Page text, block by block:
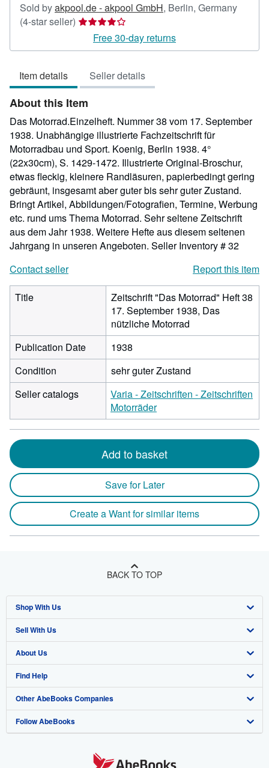
Sold byakpool.de - akpool GmbH, Berlin, Germany
(4-star seller) Seller
rating
4
5
stars
Free 30-day returns
Item details Seller details
About this Item
Das Motorrad.Einzelheft. Nummer 38 vom 17. September
1938. Unabhängige illustrierte Fachzeitschrift für
Motorradbau und Sport. Koenig, Berlin 1938. 4°
(22x30cm), S. 1429-1472. Illustrierte Original-Broschur,
etwas fleckig, kleinere Randläsuren, papierbedingt gering
gebräunt, insgesamt aber guter bis sehr guter Zustand.
Bringt Artikel, Abbildungen/Fotografien, Termine, Werbung
etc. rund ums Thema Motorrad. Sehr seltene Zeitschrift
aus dem Jahr 1938. Weitere Hefte aus diesem seltenen
Jahrgang in unseren Angeboten. Seller Inventory # 32
Contact seller
Report this item
Title
Zeitschrift "Das Motorrad" Heft 38
17. September 1938, Das
nützliche Motorrad
Publication Date
1938
Condition
sehr guter Zustand
Seller catalogs
Varia - Zeitschriften - Zeitschriften
Motorräder
Add to basket
Save for Later
Create a Want for similar items
BACK TO TOP
Shop With Us
Advanced Search
Browse Collections
My Account
My Orders
View Basket
Sell With Us
Start Selling
Join Our Affiliate Program
Book Buyback
Refer a seller
About Us
About AbeBooks
Media
Careers
Find Help
Help
Customer Support
Other AbeBooks Companies
AbeBooks.co.uk
Follow AbeBooks